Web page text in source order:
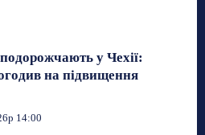
у Чехії:
на підвищення
14:00